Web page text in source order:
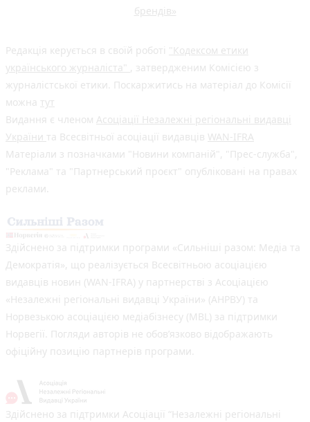
брендів»
Редакція керується в своїй роботі "Кодексом етики
українського журналіста" , затвердженим Комісією з
журналістської етики. Поскаржитись на матеріал до Комісії
можна тут
Видання є членом Асоціації Незалежні регіональні видавці
України та Всесвітньої асоціації видавців WAN-IFRA
Матеріали з позначками "Новини компаній", "Прес-служба",
"Реклама" та "Партнерський проєкт" опубліковані на правах
реклами.
Здійснено за підтримки програми «Сильніші разом: Медіа та
Демократія», що реалізується Всесвітньою асоціацією
видавців новин (WAN-IFRA) у партнерстві з Асоціацією
«Незалежні регіональні видавці України» (АНРВУ) та
Норвезькою асоціацією медіабізнесу (MBL) за підтримки
Норвегії. Погляди авторів не обов’язково відображають
офіційну позицію партнерів програми.
Здійснено за підтримки Асоціації “Незалежні регіональні